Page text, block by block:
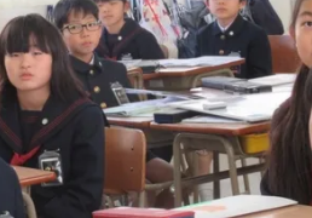
チャレンジ
化